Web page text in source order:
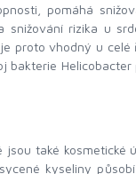
pomáhá
rizika u
proto vhodný u
také
kyseliny